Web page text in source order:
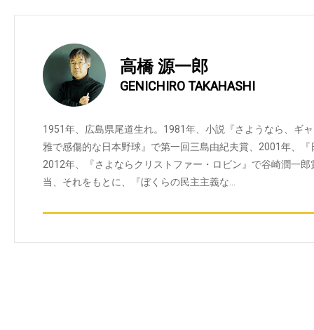
高橋 源一郎
GENICHIRO TAKAHASHI
1951年、広島県尾道生れ。1981年、小説『さようなら、ギ
雅で感傷的な日本野球』で第一回三島由紀夫賞、2001年、
2012年、『さよならクリストファー・ロビン』で谷崎潤一
当、それをもとに、『ぼくらの民主主義な…